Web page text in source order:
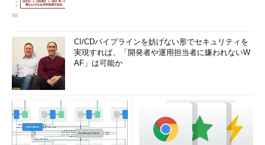
CI/CDパイプラインを妨げない形でセキュリティを
実現すれば、「開発者や運用担当者に嫌われないW
AF」は可能か